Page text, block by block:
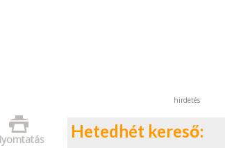
hirdetés
Hetedhét kereső: